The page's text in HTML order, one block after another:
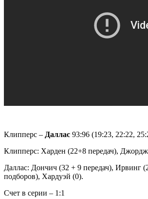
Клипперс – Даллас 93:96 (19:23, 22:22,
Клипперс: Харден (22+8 передач),
Даллас: Дончич (32 + 9 передач), Ирвинг
подборов), Хардуэй (0).
Счет в серии – 1:1